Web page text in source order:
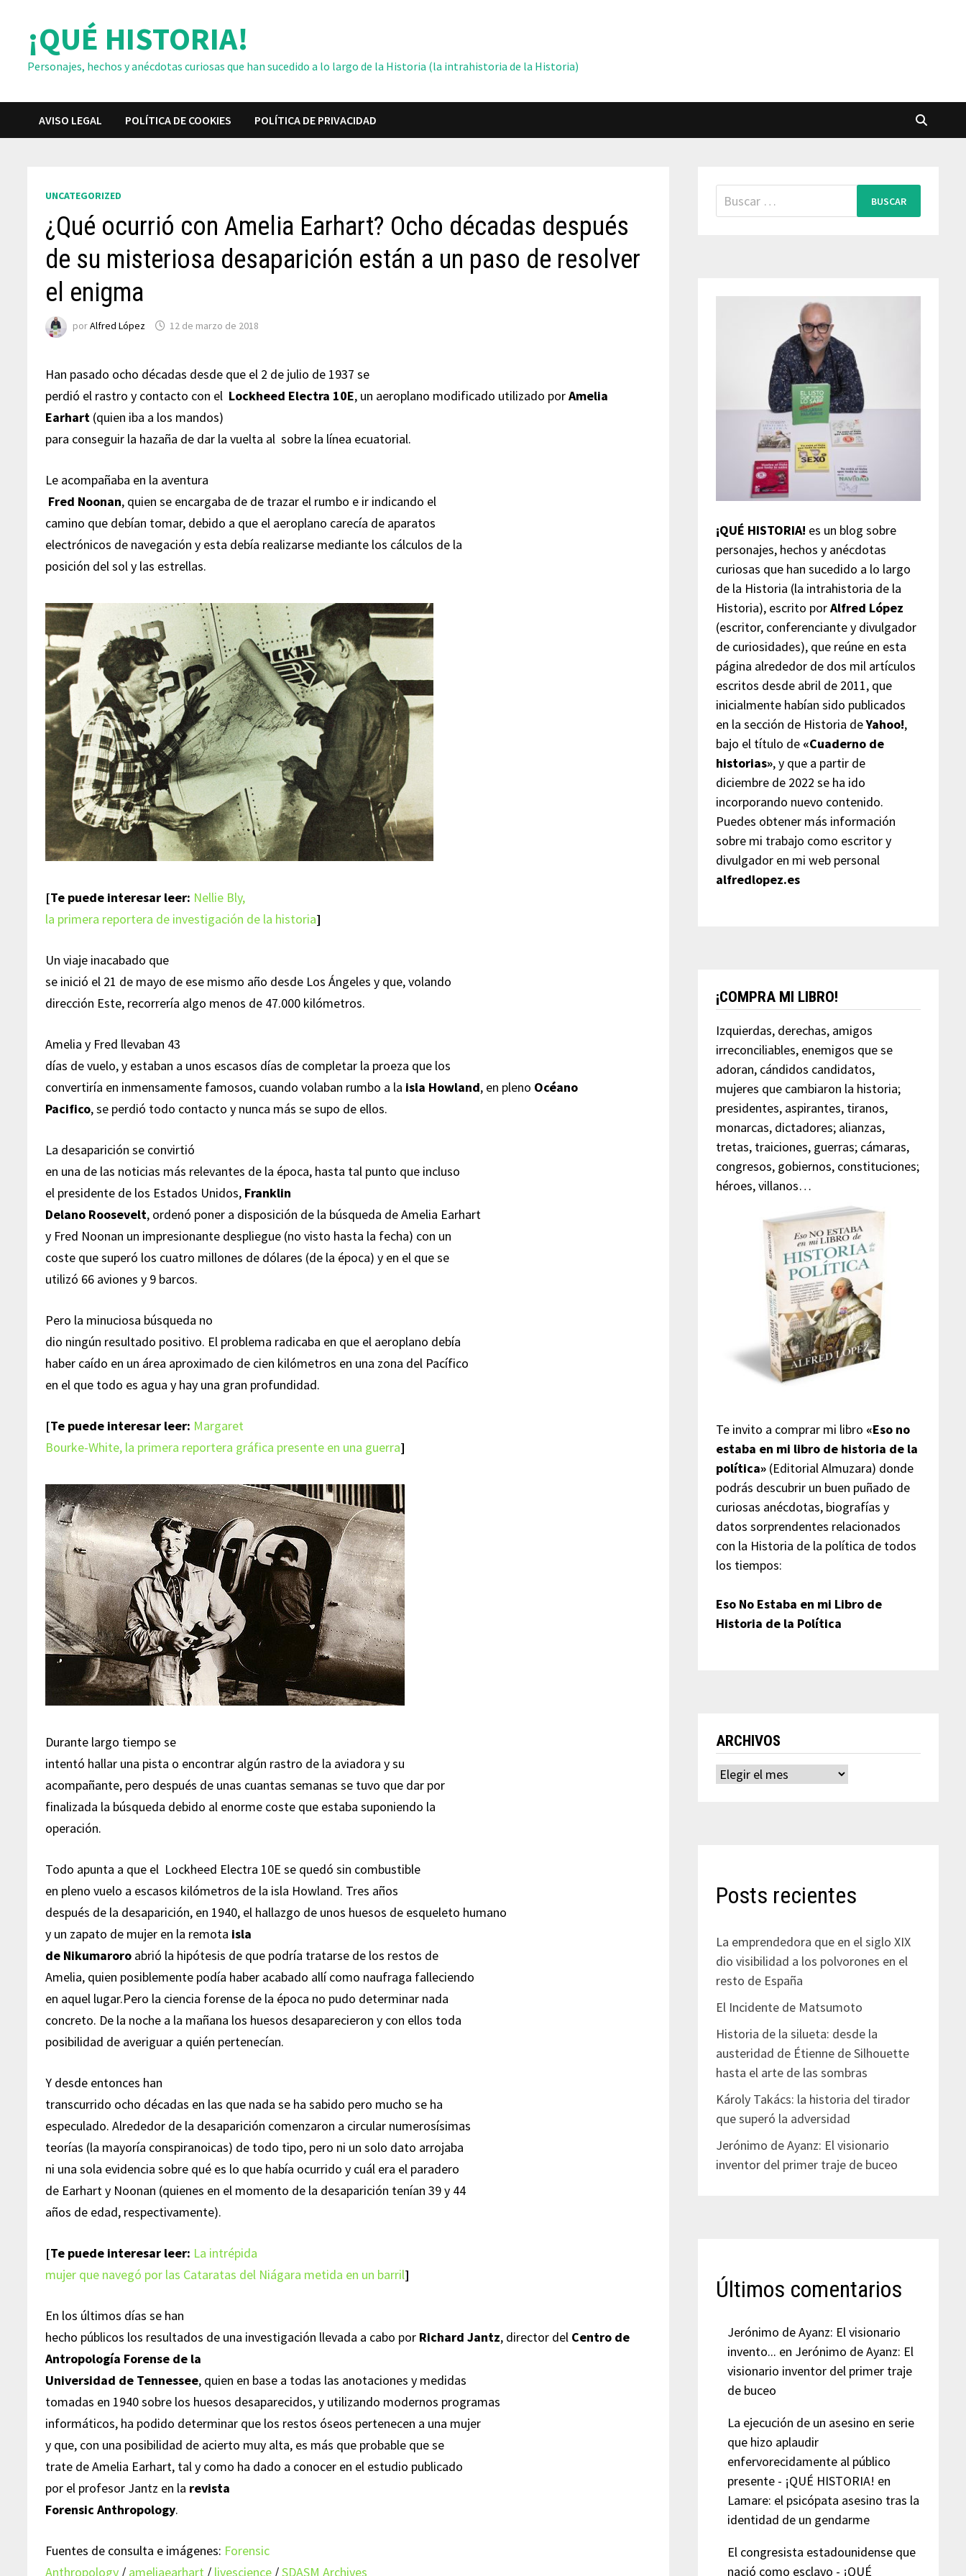
contenido¡QUÉ HISTORIA!
Personajes, hechos y anécdotas curiosas que han sucedido a lo largo de la Historia (la intrahistoria de la Historia)
AVISO LEGAL POLÍTICA DE COOKIES POLÍTICA DE PRIVACIDAD
UNCATEGORIZED
¿Qué ocurrió con Amelia Earhart? Ocho décadas después
de su misteriosa desaparición están a un paso de resolver
el enigma
porAlfred López 12 de marzo de 2018
Han pasado ocho décadas desde que el 2 de julio de 1937 se
perdió el rastro y contacto con el Lockheed Electra 10E, un aeroplano modificado utilizado porAmelia
Earhart (quien iba a los mandos)
para conseguir la hazaña de dar la vuelta al sobre la línea ecuatorial.
Le acompañaba en la aventura
Fred Noonan, quien se encargaba de de trazar el rumbo e ir indicando el
camino que debían tomar, debido a que el aeroplano carecía de aparatos
electrónicos de navegación y esta debía realizarse mediante los cálculos de la
posición del sol y las estrellas.
[Te puede interesar leer: Nellie Bly,
la primera reportera de investigación de la historia]
Un viaje inacabado que
se inició el 21 de mayo de ese mismo año desde Los Ángeles y que, volando
dirección Este, recorrería algo menos de 47.000 kilómetros.
Amelia y Fred llevaban 43
días de vuelo, y estaban a unos escasos días de completar la proeza que los
convertiría en inmensamente famosos, cuando volaban rumbo a la isla Howland, en pleno Océano
Pacifico, se perdió todo contacto y nunca más se supo de ellos.
La desaparición se convirtió
en una de las noticias más relevantes de la época, hasta tal punto que incluso
el presidente de los Estados Unidos, Franklin
Delano Roosevelt, ordenó poner a disposición de la búsqueda de Amelia Earhart
y Fred Noonan un impresionante despliegue (no visto hasta la fecha) con un
coste que superó los cuatro millones de dólares (de la época) y en el que se
utilizó 66 aviones y 9 barcos.
Pero la minuciosa búsqueda no
dio ningún resultado positivo. El problema radicaba en que el aeroplano debía
haber caído en un área aproximado de cien kilómetros en una zona del Pacífico
en el que todo es agua y hay una gran profundidad.
[Te puede interesar leer: Margaret
Bourke-White, la primera reportera gráfica presente en una guerra]
Durante largo tiempo se
intentó hallar una pista o encontrar algún rastro de la aviadora y su
acompañante, pero después de unas cuantas semanas se tuvo que dar por
finalizada la búsqueda debido al enorme coste que estaba suponiendo la
operación.
Todo apunta a que el Lockheed Electra 10E se quedó sin combustible
en pleno vuelo a escasos kilómetros de la isla Howland. Tres años
después de la desaparición, en 1940, el hallazgo de unos huesos de esqueleto humano
y un zapato de mujer en la remota isla
de Nikumaroro abrió la hipótesis de que podría tratarse de los restos de
Amelia, quien posiblemente podía haber acabado allí como naufraga falleciendo
en aquel lugar.Pero la ciencia forense de la época no pudo determinar nada
concreto. De la noche a la mañana los huesos desaparecieron y con ellos toda
posibilidad de averiguar a quién pertenecían.
Y desde entonces han
transcurrido ocho décadas en las que nada se ha sabido pero mucho se ha
especulado. Alrededor de la desaparición comenzaron a circular numerosísimas
teorías (la mayoría conspiranoicas) de todo tipo, pero ni un solo dato arrojaba
ni una sola evidencia sobre qué es lo que había ocurrido y cuál era el paradero
de Earhart y Noonan (quienes en el momento de la desaparición tenían 39 y 44
años de edad, respectivamente).
[Te puede interesar leer: La intrépida
mujer que navegó por las Cataratas del Niágara metida en un barril]
En los últimos días se han
hecho públicos los resultados de una investigación llevada a cabo por Richard Jantz, director del Centro de
Antropología Forense de la
Universidad de Tennessee, quien en base a todas las anotaciones y medidas
tomadas en 1940 sobre los huesos desaparecidos, y utilizando modernos programas
informáticos, ha podido determinar que los restos óseos pertenecen a una mujer
y que, con una posibilidad de acierto muy alta, es más que probable que se
trate de Amelia Earhart, tal y como ha dado a conocer en el estudio publicado
por el profesor Jantz en la revista
Forensic Anthropology.
Fuentes de consulta e imágenes: Forensic
Anthropology / ameliaearhart / livescience /SDASM Archives
Buscar:
¡QUÉ HISTORIA! es un blog sobre
personajes, hechos y anécdotas
curiosas que han sucedido a lo largo
de la Historia (la intrahistoria de la
Historia), escrito porAlfred López
(escritor, conferenciante y divulgador
de curiosidades), que reúne en esta
página alrededor de dos mil artículos
escritos desde abril de 2011, que
inicialmente habían sido publicados
en la sección de Historia deYahoo!,
bajo el título de «Cuaderno de
historias», y que a partir de
diciembre de 2022 se ha ido
incorporando nuevo contenido.
Puedes obtener más información
sobre mi trabajo como escritor y
divulgador en mi web personal
alfredlopez.es
¡COMPRA MI LIBRO!
Izquierdas, derechas, amigos
irreconciliables, enemigos que se
adoran, cándidos candidatos,
mujeres que cambiaron la historia;
presidentes, aspirantes, tiranos,
monarcas, dictadores; alianzas,
tretas, traiciones, guerras; cámaras,
congresos, gobiernos, constituciones;
héroes, villanos…
Te invito a comprar mi libro «Eso no
estaba en mi libro de historia de la
política»(Editorial Almuzara) donde
podrás descubrir un buen puñado de
curiosas anécdotas, biografías y
datos sorprendentes relacionados
con la Historia de la política de todos
los tiempos:
Eso No Estaba en mi Libro de
Historia de la Política
ARCHIVOS
Archivos
Posts recientes
La emprendedora que en el siglo XIX
dio visibilidad a los polvorones en el
resto de España
El Incidente de Matsumoto
Historia de la silueta: desde la
austeridad de Étienne de Silhouette
hasta el arte de las sombras
Károly Takács: la historia del tirador
que superó la adversidad
Jerónimo de Ayanz: El visionario
inventor del primer traje de buceo
Últimos comentarios
Jerónimo de Ayanz: El visionario
invento... en Jerónimo de Ayanz: El
visionario inventor del primer traje
de buceo
La ejecución de un asesino en serie
que hizo aplaudir
enfervorecidamente al público
presente - ¡QUÉ HISTORIA! en
Lamare: el psicópata asesino tras la
identidad de un gendarme
El congresista estadounidense que
nació como esclavo - ¡QUÉ